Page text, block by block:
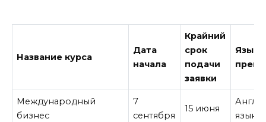
Название курса
Дата
начала
Крайний
срок
подачи
заявки
Язык
Международный
бизнес
7
сентября
15 июня
язык